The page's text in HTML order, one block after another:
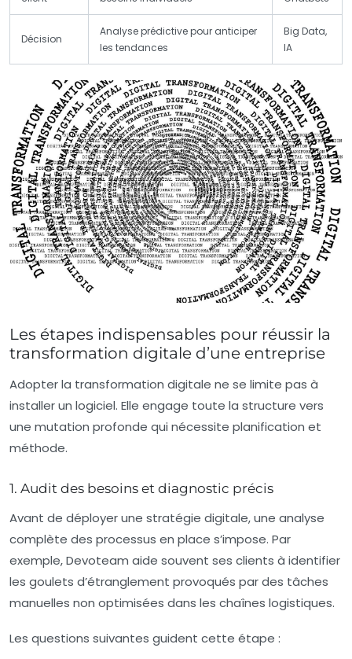
Décision
Analyse prédictive pour anticiper
les tendances
Big Data,
IA
Les étapes indispensables pour réussir la
transformation digitale d’une entreprise
Adopter la transformation digitale ne se limite pas à
installer un logiciel. Elle engage toute la structure vers
une mutation profonde qui nécessite planification et
méthode.
1. Audit des besoins et diagnostic précis
Avant de déployer une stratégie digitale, une analyse
complète des processus en place s’impose. Par
exemple, Devoteam aide souvent ses clients à identifier
les goulets d’étranglement provoqués par des tâches
manuelles non optimisées dans les chaînes logistiques.
Les questions suivantes guident cette étape :